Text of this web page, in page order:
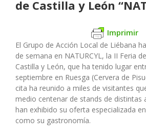
de Castilla y León
Imprimir
El Grupo de Acción Local de Liébana
de semana en NATURCYL, la II Feria
Castilla y León, que ha tenido lugar
septiembre en Ruesga (Cervera de
cita ha reunido a miles de visitantes
medio centenar de stands de distintas
han exhibido su oferta especializada
como su gastronomía.